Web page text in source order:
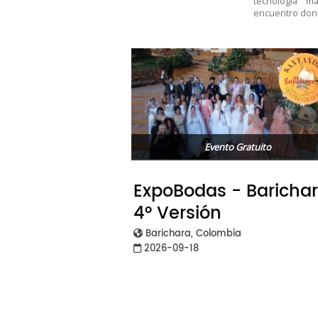
encuentro
Evento Gratuito
ExpoBodas -
4° Versión
Barichara, Colombia
2026-09-18